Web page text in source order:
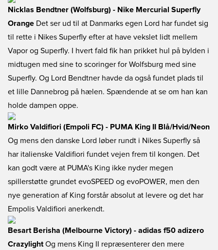
Nicklas Bendtner (Wolfsburg) - Nike Mercurial Superfly
Orange Det ser ud til at Danmarks egen Lord har fundet sig
til rette i Nikes Superfly efter at have vekslet lidt mellem
Vapor og Superfly. I hvert fald fik han prikket hul på bylden i
midtugen med sine to scoringer for Wolfsburg med sine
Superfly. Og Lord Bendtner havde da også fundet plads til
et lille Dannebrog på hælen. Spændende at se om han kan
holde dampen oppe.
Mirko Valdifiori (Empoli FC) - PUMA King II Blå/Hvid/Neon
Og mens den danske Lord løber rundt i Nikes Superfly så
har italienske Valdifiori fundet vejen frem til kongen. Det
kan godt være at PUMA's King ikke nyder megen
spillerstøtte grundet evoSPEED og evoPOWER, men den
nye generation af King forstår absolut at levere og det har
Empolis Valdifiori anerkendt.
Besart Berisha (Melbourne Victory) - adidas f50 adizero
Crazylight Og mens King II repræsenterer den mere